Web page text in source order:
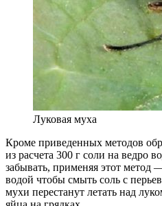
Луковая муха
Кроме приведенных методов
из расчета 300 г соли на ведро
забывать, применяя этот метод
водой чтобы смыть соль с
мухи перестанут летать над